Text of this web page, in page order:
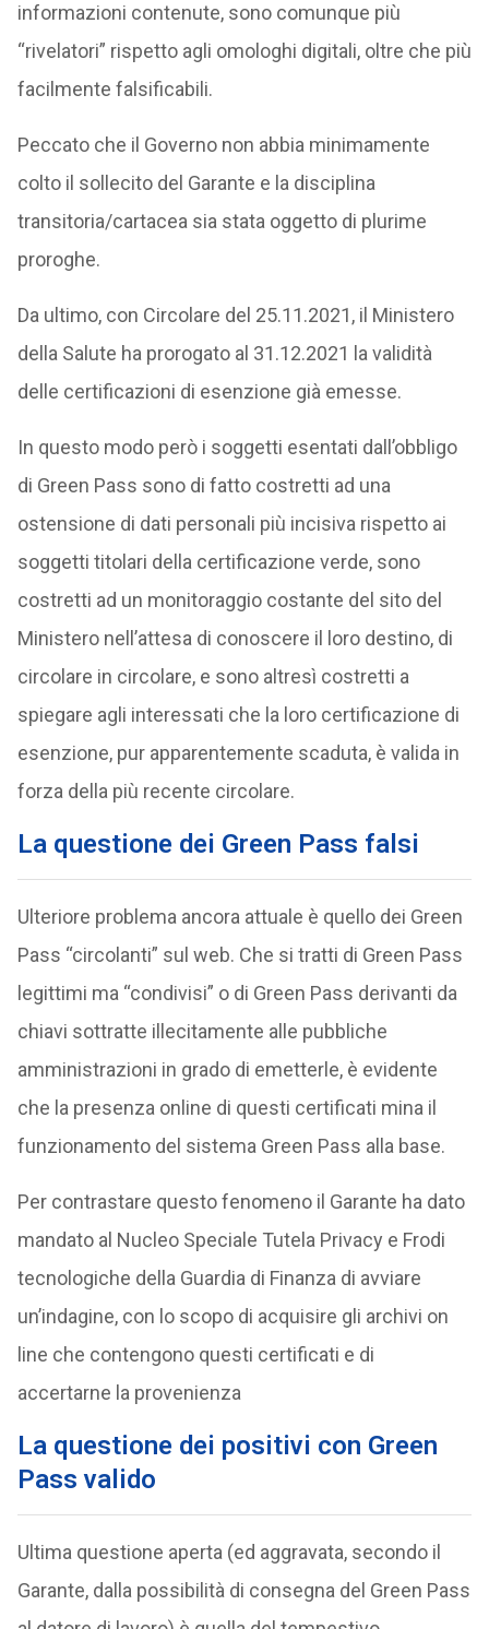
informazioni contenute, sono comunque più
“rivelatori” rispetto agli omologhi digitali, oltre che più
facilmente falsificabili.
Peccato che il Governo non abbia minimamente
colto il sollecito del Garante e la disciplina
transitoria/cartacea sia stata oggetto di plurime
proroghe.
Da ultimo, con Circolare del 25.11.2021, il Ministero
della Salute ha prorogato al 31.12.2021 la validità
delle certificazioni di esenzione già emesse.
In questo modo però i soggetti esentati dall’obbligo
di Green Pass sono di fatto costretti ad una
ostensione di dati personali più incisiva rispetto ai
soggetti titolari della certificazione verde, sono
costretti ad un monitoraggio costante del sito del
Ministero nell’attesa di conoscere il loro destino, di
circolare in circolare, e sono altresì costretti a
spiegare agli interessati che la loro certificazione di
esenzione, pur apparentemente scaduta, è valida in
forza della più recente circolare.
La questione dei Green Pass falsi
Ulteriore problema ancora attuale è quello dei Green
Pass “circolanti” sul web. Che si tratti di Green Pass
legittimi ma “condivisi” o di Green Pass derivanti da
chiavi sottratte illecitamente alle pubbliche
amministrazioni in grado di emetterle, è evidente
che la presenza online di questi certificati mina il
funzionamento del sistema Green Pass alla base.
Per contrastare questo fenomeno il Garante ha dato
mandato al Nucleo Speciale Tutela Privacy e Frodi
tecnologiche della Guardia di Finanza di avviare
un’indagine, con lo scopo di acquisire gli archivi on
line che contengono questi certificati e di
accertarne la provenienza
La questione dei positivi con Green
Pass valido
Ultima questione aperta (ed aggravata, secondo il
Garante, dalla possibilità di consegna del Green Pass